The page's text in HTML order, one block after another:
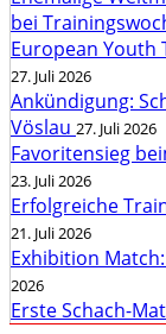
bei
European Youth
27. Juli 2026
Ankündigung:
Vöslau 27. Juli 2026
Favoritensieg
23. Juli 2026
Erfolgreiche
21. Juli 2026
Exhibition
2026
Erste Schach-